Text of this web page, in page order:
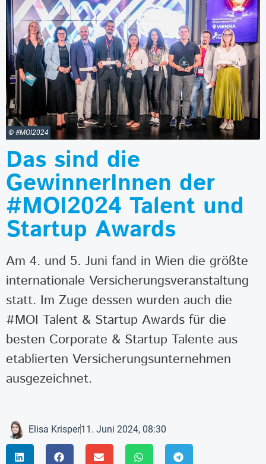
© #MOI2024
Das sind die
GewinnerInnen der
#MOI2024 Talent und
Startup Awards
Am 4. und 5. Juni fand in Wien die größte
internationale Versicherungsveranstaltung
statt. Im Zuge dessen wurden auch die
#MOI Talent & Startup Awards für die
besten Corporate & Startup Talente aus
etablierten Versicherungsunternehmen
ausgezeichnet.
Elisa Krisper11. Juni 2024, 08:30